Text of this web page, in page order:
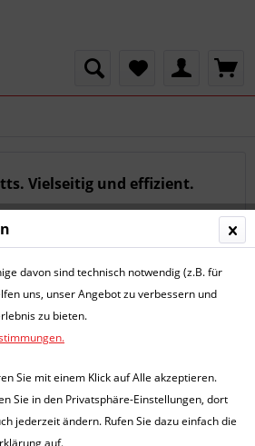
Vielseitig und effizient.
davon sind technisch notwendig (z.B. für
uns, unser Angebot zu verbessern und
zu bieten.
Sie mit einem Klick auf Alle akzeptieren.
Sie in den Privatsphäre-Einstellungen, dort
jederzeit ändern. Rufen Sie dazu einfach die
auf.